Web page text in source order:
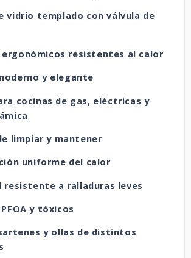
vidrio templado con válvula de
ergonómicos resistentes al calor
y elegante
cocinas de gas, eléctricas y
limpiar y mantener
uniforme del calor
resistente a ralladuras leves
y tóxicos
y ollas de distintos